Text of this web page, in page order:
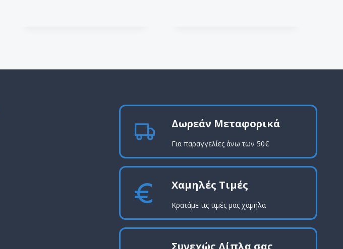
Δωρεάν Μεταφορικά
Για παραγγελίες άνω των 50€
Χαμηλές Τιμές
Κρατάμε τις τιμές μας χαμηλά
Συνεχώς Δίπλα σας